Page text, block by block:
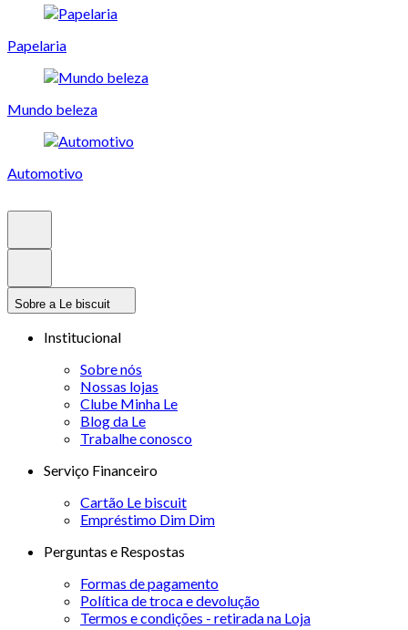
Papelaria
Mundo beleza
Automotivo
Sobre a Le biscuit
Institucional
Sobre nós
Nossas lojas
Clube Minha Le
Blog da Le
Trabalhe conosco
Serviço Financeiro
Cartão Le biscuit
Empréstimo Dim Dim
Perguntas e Respostas
Formas de pagamento
Política de troca e devolução
Termos e condições - retirada na Loja